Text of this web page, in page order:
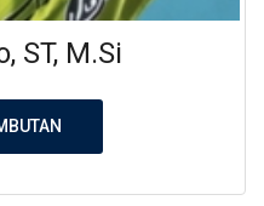
ST, M.Si